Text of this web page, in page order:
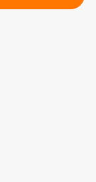
en Finistère: